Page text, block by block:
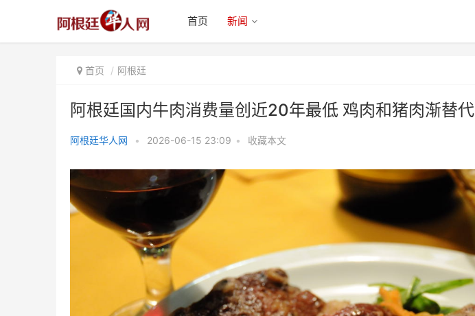
首页 新闻
首页 阿根廷
阿根廷国内牛肉消费量创近20年最低 鸡肉和猪肉渐替代
阿根廷华人网 • 2026-06-15 23:09 • 收藏本文
最低 鸡肉和猪肉渐替代